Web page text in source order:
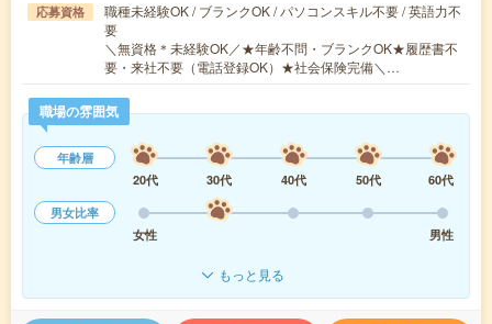
応募資格
職種未経験OK / ブランクOK / パソコンスキル不要 / 英語力不
要
＼無資格＊未経験OK／★年齢不問・ブランクOK★履歴書不
要・来社不要（電話登録OK）★社会保険完備＼…
職場の雰囲気
年齢層
20代
30代 40代 50代
60代
男女比率
女性
男性
もっと見る